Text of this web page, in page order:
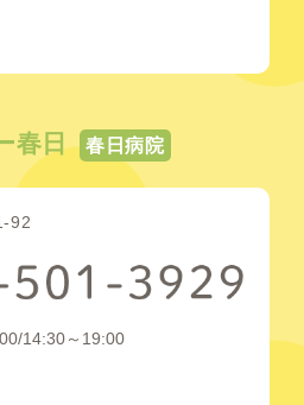
春日 春日病院
92
14:30～19:00